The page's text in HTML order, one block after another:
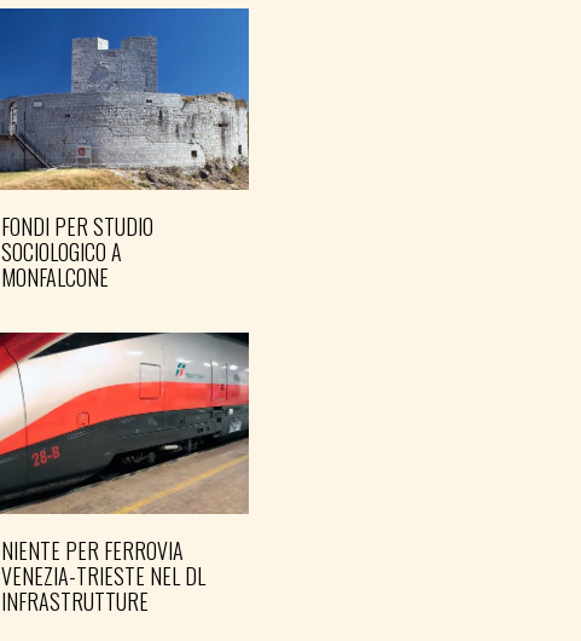
FONDI PER STUDIO
SOCIOLOGICO A
MONFALCONE
NIENTE PER FERROVIA
VENEZIA-TRIESTE NEL DL
INFRASTRUTTURE